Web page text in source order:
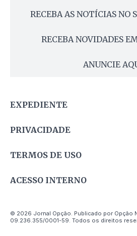
RECEBA AS NOTÍCIAS NO
RECEBA NOVIDADES
ANUNCIE
EXPEDIENTE
PRIVACIDADE
TERMOS DE USO
ACESSO INTERNO
© 2026 Jornal Opção. Publicado por Opção
09.236.355/0001-59. Todos os direitos